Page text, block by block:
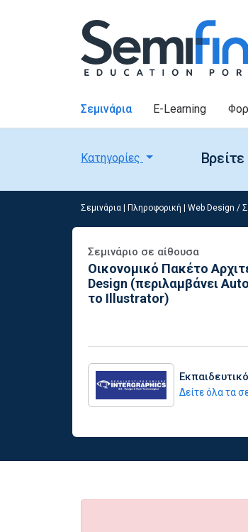
Σεμινάρια E-Learning
Κατηγορίες
Σεμινάρια Πληροφορική Web Design /
Σεμινάριο σε αίθουσα
Οικονομικό Πακέτο
Design (περιλαμβάνει
το Illustrator)
Δείτε όλα τα